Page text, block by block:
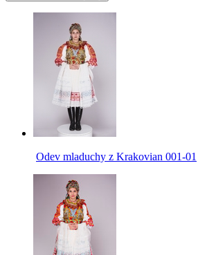
Odev mladuchy z Krakovian 001-01